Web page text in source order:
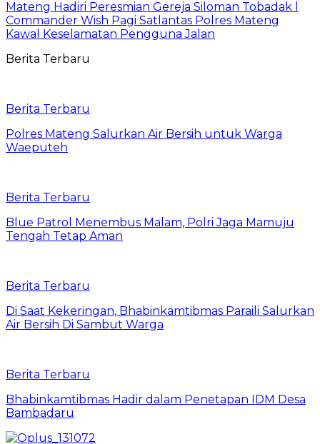
Mateng Hadiri Peresmian Gereja Siloman Tobadak l
Commander Wish Pagi Satlantas Polres Mateng
Kawal Keselamatan Pengguna Jalan
Berita Terbaru
Berita Terbaru
Polres Mateng Salurkan Air Bersih untuk Warga
Waeputeh
Berita Terbaru
Blue Patrol Menembus Malam, Polri Jaga Mamuju
Tengah Tetap Aman
Berita Terbaru
Di Saat Kekeringan, Bhabinkamtibmas Paraili Salurkan
Air Bersih Di Sambut Warga
Berita Terbaru
Bhabinkamtibmas Hadir dalam Penetapan IDM Desa
Bambadaru